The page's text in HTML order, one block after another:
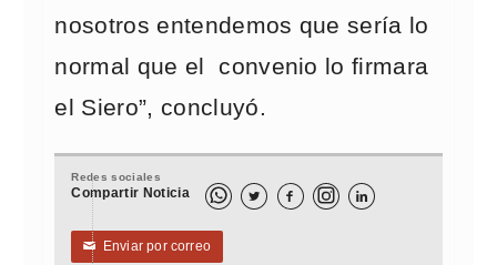
nosotros entendemos que sería lo
normal que el convenio lo firmara
el Siero”, concluyó.
Redes sociales
Compartir Noticia   
✉ Enviar por correo